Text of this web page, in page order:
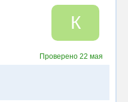
К
Проверено 22 мая